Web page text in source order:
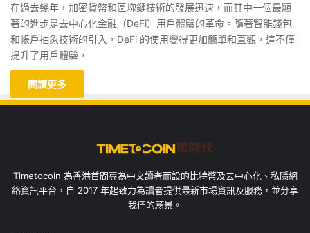
在過去幾年，加密貨幣和區塊鏈技術的發展迅速，而其中一個最顯
著的進步是去中心化金融（DeFi）用戶體驗的革命。隨著智能錢包
和帳戶抽象技術的引入，DeFi 的使用變得更加簡單和直觀，這不僅
提升了用戶體驗，
閱讀更多
Timetocoin 為香港首間專為中文讀者而設的比特幣及去中心化、私隱網
絡資訊平台，自 2017 年起致力為讀者提供最新市場資訊及服務，並分享
我們的願景。